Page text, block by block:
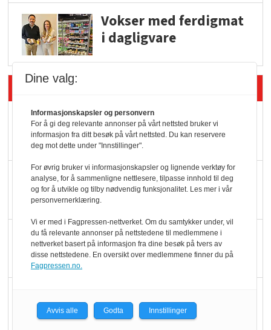
Vokser med ferdigmat
i dagligvare
Siste artikler - Butikk i praksis
Rema-flaggskip
dundrer videre
Slik opprettholdes
ølsalget
Færre varer, men fulle
hyller
Dine valg:
Informasjonskapsler og personvern
For å gi deg relevante annonser på vårt nettsted bruker vi
informasjon fra ditt besøk på vårt nettsted. Du kan reservere
deg mot dette under "Innstillinger".
For øvrig bruker vi informasjonskapsler og lignende verktøy for
analyse, for å sammenligne nettlesere, tilpasse innhold til deg
og for å utvikle og tilby nødvendig funksjonalitet. Les mer i vår
personvernerklæring.
Vi er med i Fagpressen-nettverket. Om du samtykker under, vil
du få relevante annonser på nettstedene til medlemmene i
nettverket basert på informasjon fra dine besøk på tvers av
disse nettstedene. En oversikt over medlemmene finner du på
Fagpressen.no.
Avvis alle Godta Innstillinger